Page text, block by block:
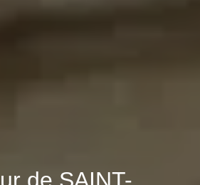
de SAINT-